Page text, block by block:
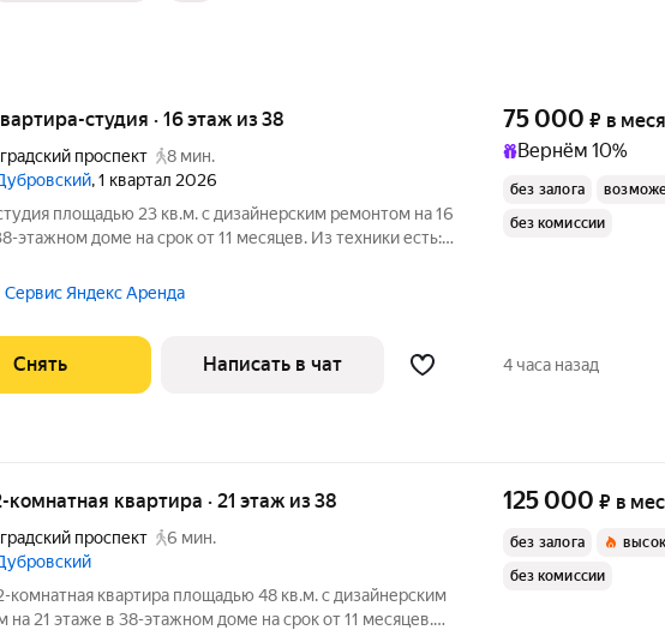
студия · 16 этаж из 38
проспект
8 мин.
, 1 квартал 2026
площадью 23 кв.м. с дизайнерским ремонтом на 16
этажном доме на срок от 11 месяцев. Из техники есть:
Дом - монолитный, окна выходят во двор. В
Сервис Яндекс Аренда
75 000 ₽ в
Вернём 10%
без залога
без комиссии
Снять Написать в чат 4 часа назад
2-комнатная квартира · 21 этаж из 38
проспект
6 мин.
комнатная квартира площадью 48 кв.м. с дизайнерским
на 21 этаже в 38-этажном доме на срок от 11 месяцев.
125 000 ₽ в
без залога
без комиссии